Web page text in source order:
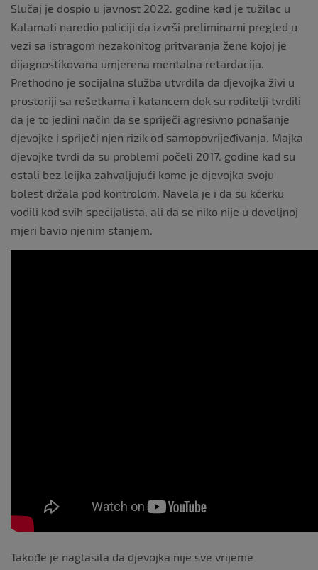
Slučaj je dospio u javnost 2022. godine kad je tužilac u
Kalamati naredio policiji da izvrši preliminarni pregled u
vezi sa istragom nezakonitog pritvaranja žene kojoj je
dijagnostikovana umjerena mentalna retardacija.
Prethodno je socijalna služba utvrdila da djevojka živi u
prostoriji sa rešetkama i katancem dok su roditelji tvrdili
da je to jedini način da se spriječi agresivno ponašanje
djevojke i spriječi njen rizik od samopovrijeđivanja. Majka
djevojke tvrdi da su problemi počeli 2017. godine kad su
ostali bez leijka zahvaljujući kome je djevojka svoju
bolest držala pod kontrolom. Navela je i da su kćerku
vodili kod svih specijalista, ali da se niko nije u dovoljnoj
mjeri bavio njenim stanjem.
Takođe je naglasila da djevojka nije sve vrijeme